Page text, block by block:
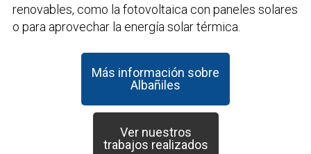
renovables, como la fotovoltaica con paneles solares
o para aprovechar la energía solar térmica.
Más información sobre
Albañiles
Ver nuestros
trabajos realizados